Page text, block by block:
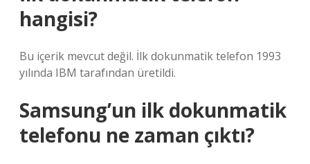
hangisi?
Bu içerik mevcut değil. İlk dokunmatik telefon 1993
yılında IBM tarafından üretildi.
Samsung’un ilk dokunmatik
telefonu ne zaman çıktı?